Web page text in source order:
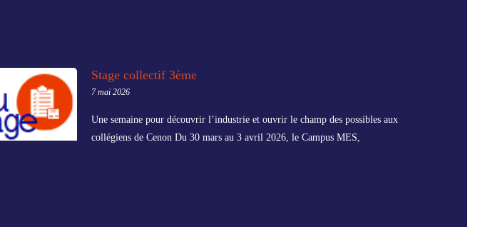
Stage collectif 3ème
7 mai 2026
Une semaine pour découvrir l’industrie et ouvrir le champ des possibles aux
collégiens de Cenon Du 30 mars au 3 avril 2026, le Campus MES,